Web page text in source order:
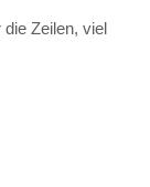
Zeilen, viel